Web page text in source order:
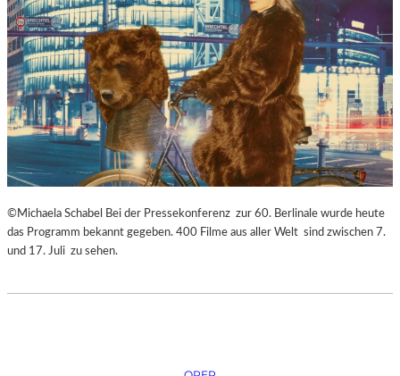
©Michaela Schabel Bei der Pressekonferenz zur 60. Berlinale wurde heute
das Programm bekannt gegeben. 400 Filme aus aller Welt sind zwischen 7.
und 17. Juli zu sehen.